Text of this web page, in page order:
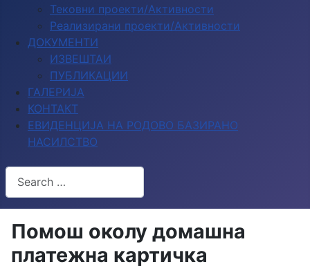
Тековни проекти/Активности
Реализирани проекти/Активности
ДОКУМЕНТИ
ИЗВЕШТАИ
ПУБЛИКАЦИИ
ГАЛЕРИЈА
КОНТАКТ
ЕВИДЕНЦИЈА НА РОДОВО БАЗИРАНО
НАСИЛСТВО
Search
Type 2 or more characters for results.
Помош околу домашна
платежна картичка